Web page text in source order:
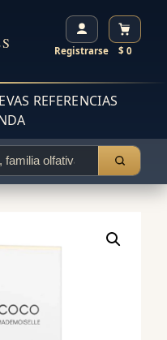
Registrarse $ 0
REFERENCIAS